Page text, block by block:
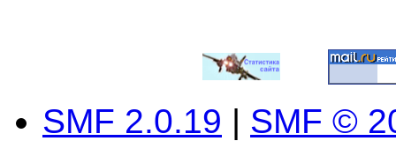
SMF 2.0.19 | SMF ©